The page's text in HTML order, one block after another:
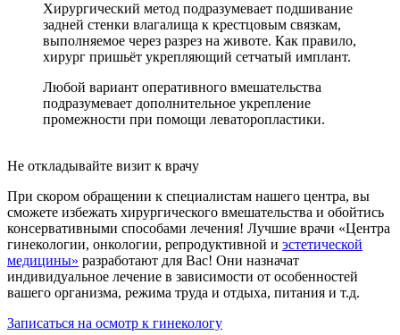
Хирургический метод подразумевает подшивание
задней стенки влагалища к крестцовым связкам,
выполняемое через разрез на животе. Как правило,
хирург пришьёт укрепляющий сетчатый имплант.
Любой вариант оперативного вмешательства
подразумевает дополнительное укрепление
промежности при помощи леваторопластики.
Не откладывайте визит к врачу
При скором обращении к специалистам нашего центра, вы
сможете избежать хирургического вмешательства и обойтись
консервативными способами лечения! Лучшие врачи «Центра
гинекологии, онкологии, репродуктивной и эстетической
медицины» разработают для Вас! Они назначат
индивидуальное лечение в зависимости от особенностей
вашего организма, режима труда и отдыха, питания и т.д.
Записаться на осмотр к гинекологу